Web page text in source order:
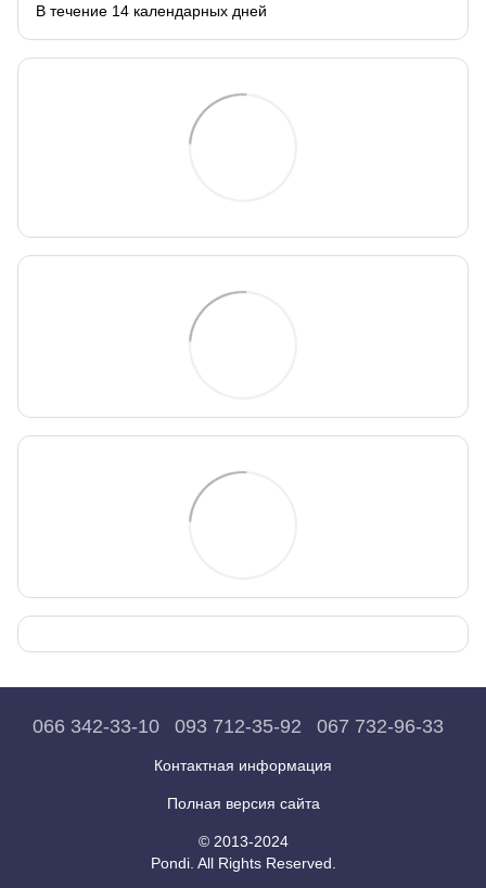
В течение 14 календарных дней
066 342-33-10 093 712-35-92 067 732-96-33
Контактная информация
Полная версия сайта
© 2013-2024
Pondi. All Rights Reserved.